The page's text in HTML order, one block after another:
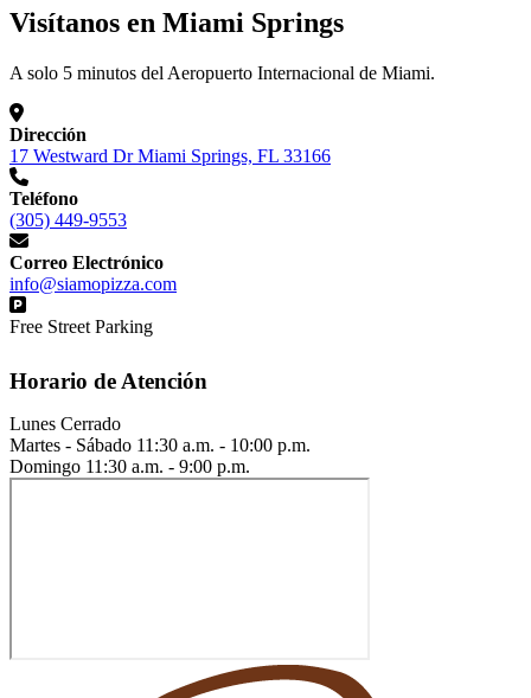
Visítanos en Miami Springs
A solo 5 minutos del Aeropuerto Internacional de Miami.
Dirección
17 Westward Dr Miami Springs, FL 33166
Teléfono
(305) 449-9553
Correo Electrónico
info@siamopizza.com
Free Street Parking
Horario de Atención
Lunes Cerrado
Martes - Sábado 11:30 a.m. - 10:00 p.m.
Domingo 11:30 a.m. - 9:00 p.m.